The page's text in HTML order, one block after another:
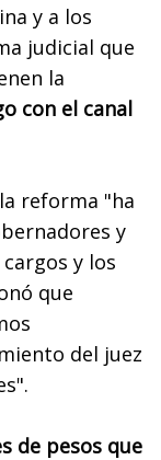
y a los
judicial que
la
con el canal
reforma "ha
y
y los
que
del juez
de pesos que